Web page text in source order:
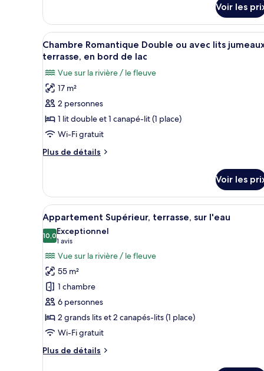
Confort,
terrasse,
en
bord
de
lac
le
type
de
chambre
Quadruple
Confort,
terrasse,
en
bord
lac
Voir les
Afficher
toutes
photos
pour
ce
type
de
chambre :
Chambre
Double
ou
avec
lits
jumeaux,
terrasse,
en
bord
de
lac
Une chambre d’hôtel avec
3
Chambre Romantique Double ou avec lits
terrasse, en bord de lac
Vue sur la rivière / le fleuve
17 m²
2 personnes
1 lit double et 1 canapé-lit (1 place)
Wi-Fi gratuit
Plus de détails
Plus
le
type
de
chambre
Chambre
Romantique
Double
ou
avec
lits
jumeaux,
en
bord
lac
Voir les
Afficher
toutes
les
photos
pour
ce
type
de
chambre :
Appartement
Supérieur,
Une chambre moderne avec
11
Appartement Supérieur, terrasse, sur l'eau
10,010,0 sur 10
Exceptionnel
1 avis
(1 avis)
Vue sur la rivière / le fleuve
55 m²
1 chambre
6 personnes
2 grands lits et 2 canapés-lits (1 place)
Wi-Fi gratuit
Plus de détails
Plus